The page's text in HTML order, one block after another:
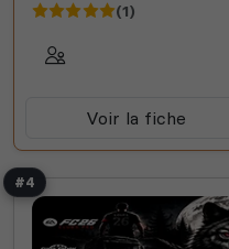
(1)
Voir la fiche
#4